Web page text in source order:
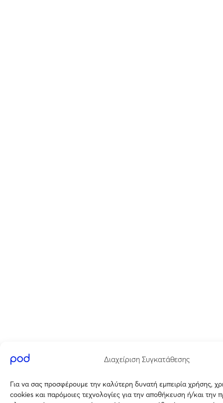
Διαχείριση Συγκατάθεσης
Για να σας προσφέρουμε την καλύτερη δυνατή εμπειρία χρήσης,
cookies και παρόμοιες τεχνολογίες για την αποθήκευση ή/και την